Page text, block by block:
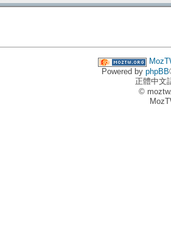
Powered by phpBB
正體中文
©